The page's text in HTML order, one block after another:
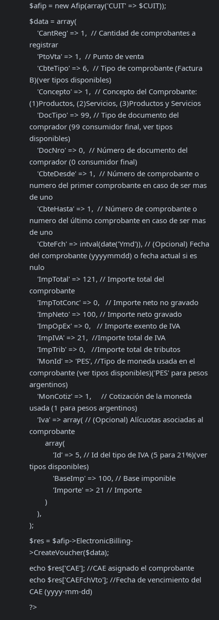
$afip = new Afip(array('CUIT' => $CUIT));
$data = array(
registrar
B)(ver tipos disponibles)
(1)Productos, (2)Servicios, (3)Productos y Servicios
comprador (99 consumidor final, ver tipos
disponibles)
comprador (0 consumidor final)
numero del primer comprobante en caso de ser mas
de uno
numero del último comprobante en caso de ser mas
de uno
del comprobante (yyyymmdd) o fecha actual si es
nulo
comprobante
comprobante (ver tipos disponibles)('PES' para pesos
argentinos)
usada (1 para pesos argentinos)
comprobante
tipos disponibles)
);
$res = $afip->ElectronicBilling-
>CreateVoucher($data);
echo $res['CAE']; //CAE asignado el comprobante
echo $res['CAEFchVto']; //Fecha de vencimiento del
CAE (yyyy-mm-dd)
?>